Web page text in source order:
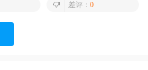
差评： 0